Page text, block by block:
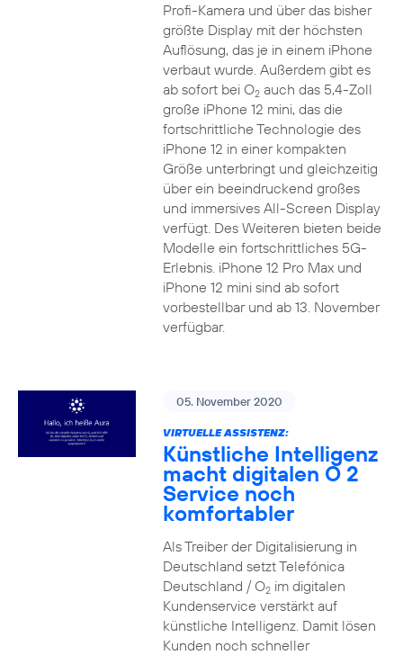
Profi-Kamera und über das bisher
größte Display mit der höchsten
Auflösung, das je in einem iPhone
verbaut wurde. Außerdem gibt es
ab sofort bei O2auch das 5,4-Zoll
große iPhone 12 mini, das die
fortschrittliche Technologie des
iPhone 12 in einer kompakten
Größe unterbringt und gleichzeitig
über ein beeindruckend großes
und immersives All-Screen Display
verfügt. Des Weiteren bieten beide
Modelle ein fortschrittliches 5G-
Erlebnis. iPhone 12 Pro Max und
iPhone 12 mini sind ab sofort
vorbestellbar und ab 13. November
verfügbar.
05. November 2020
VIRTUELLE ASSISTENZ:
Künstliche Intelligenz
macht digitalen O 2
Service noch
komfortabler
Als Treiber der Digitalisierung in
Deutschland setzt Telefónica
Deutschland / O2im digitalen
Kundenservice verstärkt auf
künstliche Intelligenz. Damit lösen
Kunden noch schneller